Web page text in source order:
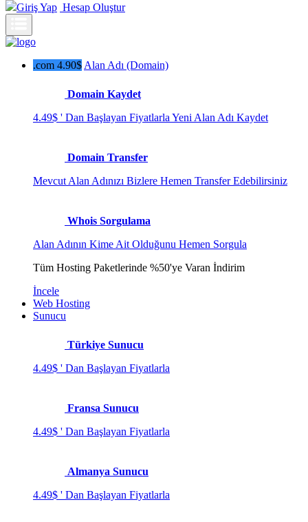
Giriş Yap Hesap Oluştur
.com 4.90$ Alan Adı (Domain)
Domain Kaydet
4.49$ ' Dan Başlayan Fiyatlarla Yeni Alan Adı Kaydet
Domain Transfer
Mevcut Alan Adınızı Bizlere Hemen Transfer Edebilirsiniz
Whois Sorgulama
Alan Adının Kime Ait Olduğunu Hemen Sorgula
Tüm Hosting Paketlerinde %50'ye Varan İndirim
İncele
Web Hosting
Sunucu
Türkiye Sunucu
4.49$ ' Dan Başlayan Fiyatlarla
Fransa Sunucu
4.49$ ' Dan Başlayan Fiyatlarla
Almanya Sunucu
4.49$ ' Dan Başlayan Fiyatlarla